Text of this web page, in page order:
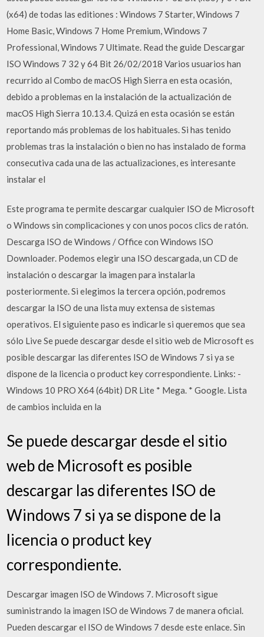
(x64) de todas las editiones : Windows 7 Starter, Windows 7
Home Basic, Windows 7 Home Premium, Windows 7
Professional, Windows 7 Ultimate. Read the guide Descargar
ISO Windows 7 32 y 64 Bit 26/02/2018 Varios usuarios han
recurrido al Combo de macOS High Sierra en esta ocasión,
debido a problemas en la instalación de la actualización de
macOS High Sierra 10.13.4. Quizá en esta ocasión se están
reportando más problemas de los habituales. Si has tenido
problemas tras la instalación o bien no has instalado de forma
consecutiva cada una de las actualizaciones, es interesante
instalar el
Este programa te permite descargar cualquier ISO de Microsoft
o Windows sin complicaciones y con unos pocos clics de ratón.
Descarga ISO de Windows / Office con Windows ISO
Downloader. Podemos elegir una ISO descargada, un CD de
instalación o descargar la imagen para instalarla
posteriormente. Si elegimos la tercera opción, podremos
descargar la ISO de una lista muy extensa de sistemas
operativos. El siguiente paso es indicarle si queremos que sea
sólo Live Se puede descargar desde el sitio web de Microsoft es
posible descargar las diferentes ISO de Windows 7 si ya se
dispone de la licencia o product key correspondiente. Links: -
Windows 10 PRO X64 (64bit) DR Lite * Mega. * Google. Lista
de cambios incluida en la
Se puede descargar desde el sitio
web de Microsoft es posible
descargar las diferentes ISO de
Windows 7 si ya se dispone de la
licencia o product key
correspondiente.
Descargar imagen ISO de Windows 7. Microsoft sigue
suministrando la imagen ISO de Windows 7 de manera oficial.
Pueden descargar el ISO de Windows 7 desde este enlace. Sin